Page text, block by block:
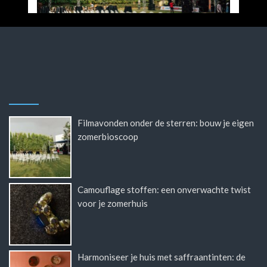
Filmavonden onder de sterren: bouw je eigen
zomerbioscoop
Camouflage stoffen: een onverwachte twist
voor je zomerhuis
Harmoniseer je huis met saffraantinten: de